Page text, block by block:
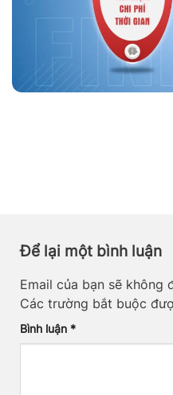
Để lại một bình luận
Email của bạn sẽ không
Các trường bắt buộc
Bình luận *